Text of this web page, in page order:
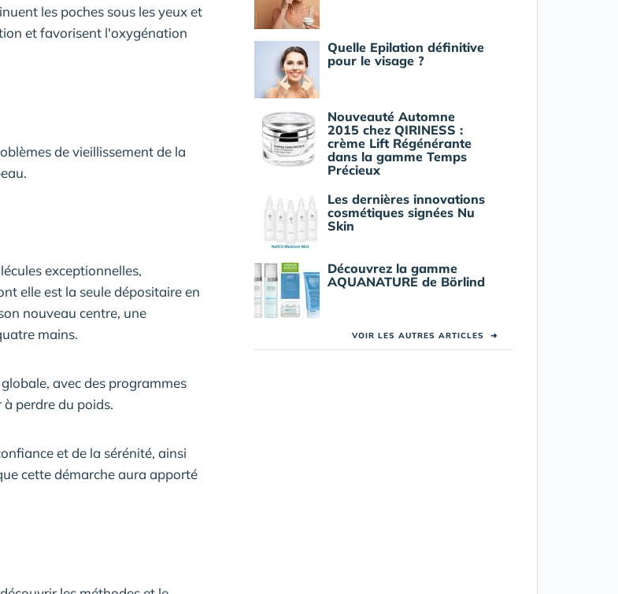
les poches sous les yeux et
et favorisent l'oxygénation
de vieillissement de la
exceptionnelles,
elle est la seule dépositaire en
nouveau centre, une
mains.
avec des programmes
perdre du poids.
et de la sérénité, ainsi
cette démarche aura apporté
Quelle Epilation définitive
pour le visage ?
Nouveauté Automne
2015 chez QIRINESS :
crème Lift Régénérante
dans la gamme Temps
Précieux
Les dernières innovations
cosmétiques signées Nu
Skin
Découvrez la gamme
AQUANATURE de Börlind
VOIR LES AUTRES ARTICLES ➜